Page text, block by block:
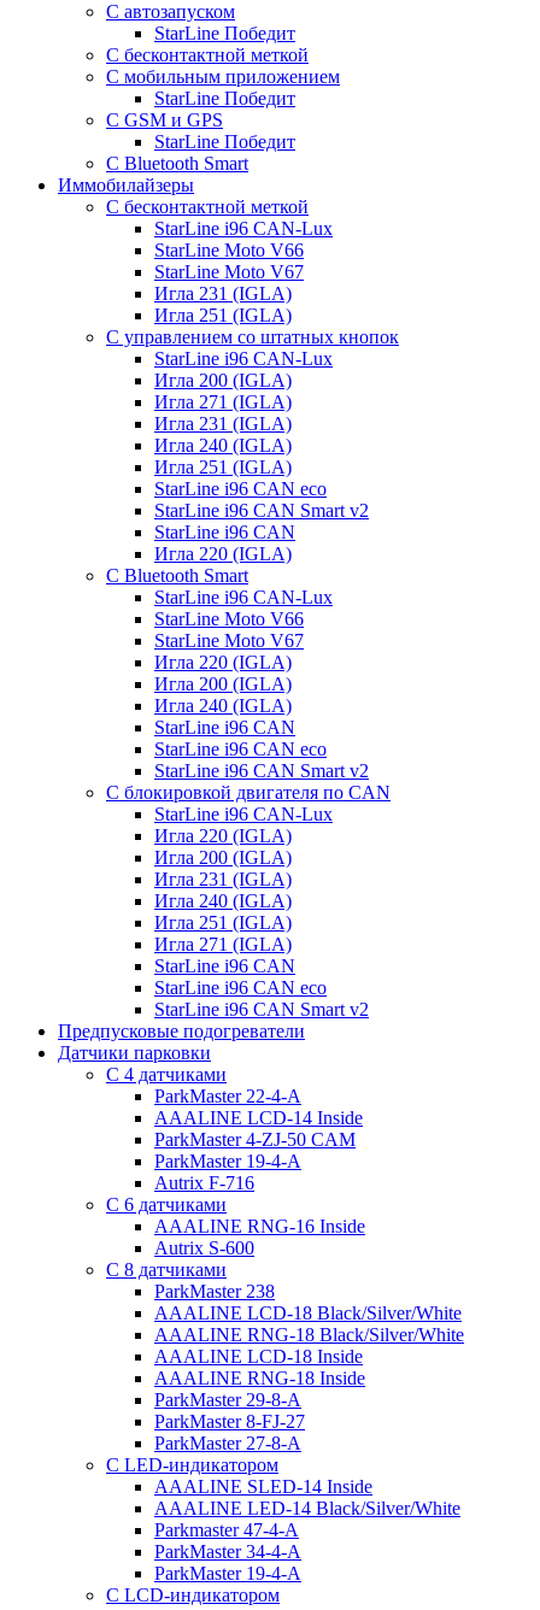
С автозапуском
StarLine Победит
С бесконтактной меткой
С мобильным приложением
StarLine Победит
С GSM и GPS
StarLine Победит
С Bluetooth Smart
Иммобилайзеры
С бесконтактной меткой
StarLine i96 CAN-Lux
StarLine Moto V66
StarLine Moto V67
Игла 231 (IGLA)
Игла 251 (IGLA)
С управлением со штатных кнопок
StarLine i96 CAN-Lux
Игла 200 (IGLA)
Игла 271 (IGLA)
Игла 231 (IGLA)
Игла 240 (IGLA)
Игла 251 (IGLA)
StarLine i96 CAN eco
StarLine i96 CAN Smart v2
StarLine i96 CAN
Игла 220 (IGLA)
С Bluetooth Smart
StarLine i96 CAN-Lux
StarLine Moto V66
StarLine Moto V67
Игла 220 (IGLA)
Игла 200 (IGLA)
Игла 240 (IGLA)
StarLine i96 CAN
StarLine i96 CAN eco
StarLine i96 CAN Smart v2
С блокировкой двигателя по CAN
StarLine i96 CAN-Lux
Игла 220 (IGLA)
Игла 200 (IGLA)
Игла 231 (IGLA)
Игла 240 (IGLA)
Игла 251 (IGLA)
Игла 271 (IGLA)
StarLine i96 CAN
StarLine i96 CAN eco
StarLine i96 CAN Smart v2
Предпусковые подогреватели
Датчики парковки
С 4 датчиками
ParkMaster 22-4-A
AAALINE LCD-14 Inside
ParkMaster 4-ZJ-50 CAM
ParkMaster 19-4-A
Autrix F-716
С 6 датчиками
AAALINE RNG-16 Inside
Autrix S-600
С 8 датчиками
ParkMaster 238
AAALINE LCD-18 Black/Silver/White
AAALINE RNG-18 Black/Silver/White
AAALINE LCD-18 Inside
AAALINE RNG-18 Inside
ParkMaster 29-8-A
ParkMaster 8-FJ-27
ParkMaster 27-8-A
С LED-индикатором
AAALINE SLED-14 Inside
AAALINE LED-14 Black/Silver/White
Parkmaster 47-4-A
ParkMaster 34-4-A
ParkMaster 19-4-A
С LCD-индикатором